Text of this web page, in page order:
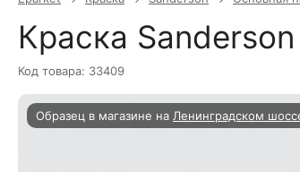
Краска
Код товара: 33409
Образец в магазине на Ленинградском